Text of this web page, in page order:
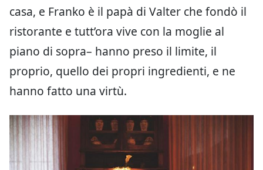
casa, e Franko è il papà di Valter che fondò il
ristorante e tutt’ora vive con la moglie al
piano di sopra– hanno preso il limite, il
proprio, quello dei propri ingredienti, e ne
hanno fatto una virtù.